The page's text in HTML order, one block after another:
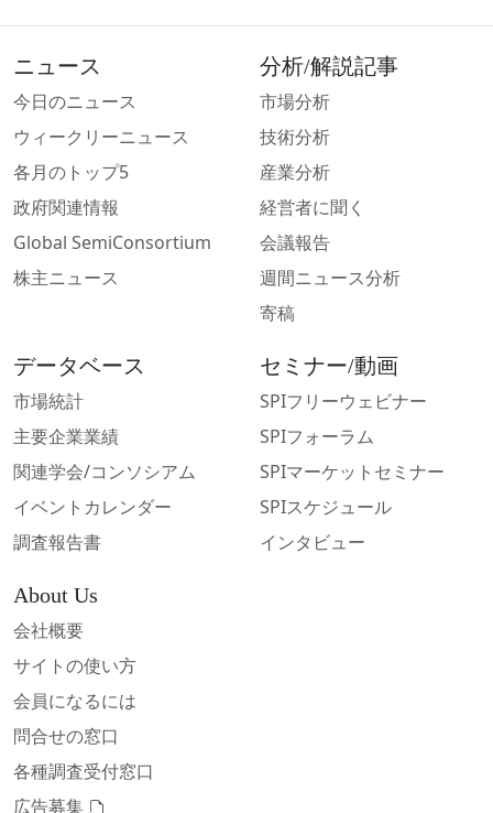
ニュース
今日のニュース
ウィークリーニュース
各月のトップ5
政府関連情報
Global SemiConsortium
株主ニュース
分析/解説記事
市場分析
技術分析
産業分析
経営者に聞く
会議報告
週間ニュース分析
寄稿
データベース
市場統計
主要企業業績
関連学会/コンソシアム
イベントカレンダー
調査報告書
セミナー/動画
SPIフリーウェビナー
SPIフォーラム
SPIマーケットセミナー
SPIスケジュール
インタビュー
About Us
会社概要
サイトの使い方
会員になるには
問合せの窓口
各種調査受付窓口
広告募集